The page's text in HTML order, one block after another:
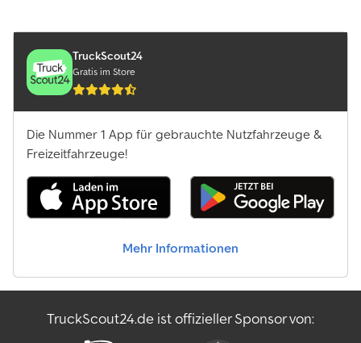
TruckScout24
Gratis im Store
Die Nummer 1 App für gebrauchte Nutzfahrzeuge &
Freizeitfahrzeuge!
Mehr Informationen
TruckScout24.de ist offizieller Sponsor von: